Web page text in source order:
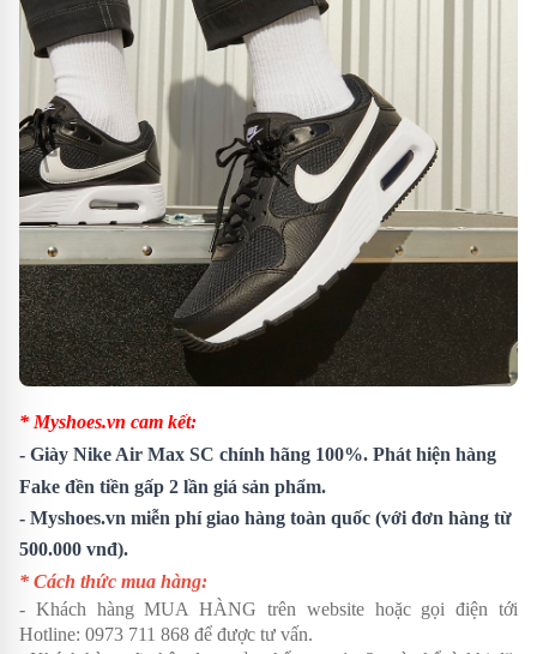
* Myshoes.vn cam kết:
- Giày Nike Air Max SC chính hãng 100%. Phát hiện hàng
Fake đền tiền gấp 2 lần giá sản phẩm.
- Myshoes.vn miễn phí giao hàng toàn quốc (với đơn hàng từ
500.000 vnđ).
* Cách thức mua hàng:
- Khách hàng MUA HÀNG trên website hoặc gọi điện tới
Hotline: 0973 711 868 để được tư vấn.